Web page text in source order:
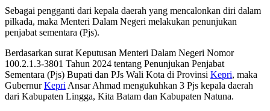
Sebagai pengganti dari kepala daerah yang mencalonkan diri dalam
pilkada, maka Menteri Dalam Negeri melakukan penunjukan
penjabat sementara (Pjs).
Berdasarkan surat Keputusan Menteri Dalam Negeri Nomor
100.2.1.3-3801 Tahun 2024 tentang Penunjukan Penjabat
Sementara (Pjs) Bupati dan PJs Wali Kota di Provinsi Kepri, maka
GubernurKepri Ansar Ahmad mengukuhkan 3 Pjs kepala daerah
dari Kabupaten Lingga, Kita Batam dan Kabupaten Natuna.